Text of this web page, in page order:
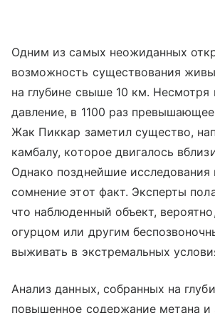
Одним из самых неожиданных
возможность существования
на глубине свыше 10 км. Несмотря
давление, в 1100 раз
Жак Пиккар заметил существо,
камбалу, которое двигалось
Однако позднейшие исследования
сомнение этот факт. Эксперты
что наблюденный объект,
огурцом или другим
выживать в экстремальных
Анализ данных, собранных на
повышенное содержание метана